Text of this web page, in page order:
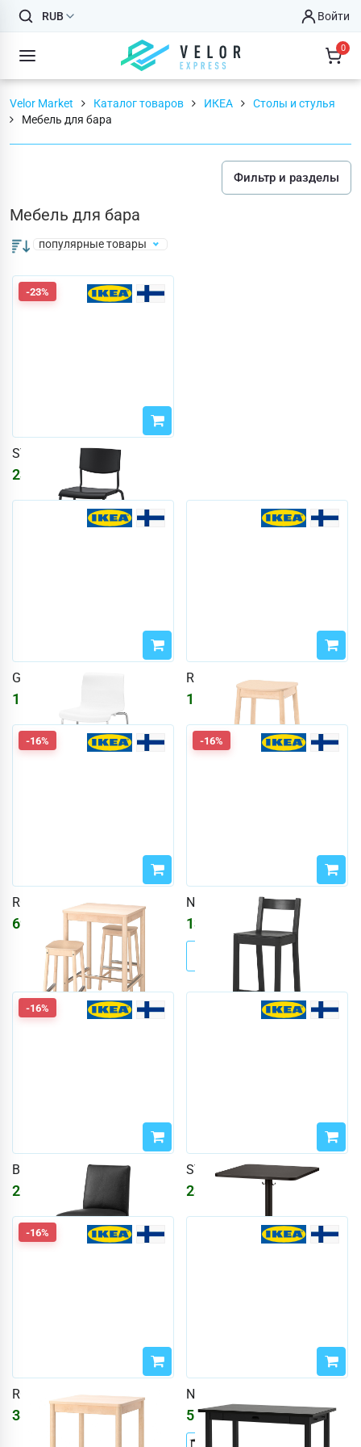
RUB Войти
0
Velor Market Каталог товаров ИКЕА
Столы и стулья
Мебель для бара
Фильтр и разделы
Мебель для бара
популярные товары
-23%
STIG
2335 3015 ₽
GLENN
15426
RÖNNINGE
15426 ₽
-16%
RÖNNINGE / RÖNNINGE
69652 83133₽
-16%
NORDVIKEN
13868 16552
-16%
BERGMUND
26334 31431
STENSELE
23217
-16%
RÖNNINGE
38800 ₽46309₽
NORDVIKEN
51265₽